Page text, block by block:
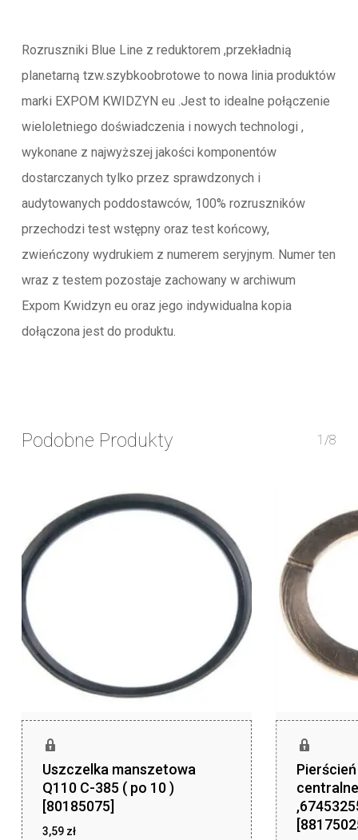
Rozruszniki Blue Line z reduktorem ,przekładnią
planetarną tzw.szybkoobrotowe to nowa linia produktów
marki EXPOM KWIDZYN eu .Jest to idealne połączenie
wieloletniego doświadczenia i nowych technologi ,
wykonane z najwyższej jakości komponentów
dostarczanych tylko przez sprawdzonych i
audytowanych poddostawców, 100% rozruszników
przechodzi test wstępny oraz test końcowy,
zwieńczony wydrukiem z numerem seryjnym. Numer ten
wraz z testem pozostaje zachowany w archiwum
Expom Kwidzyn eu oraz jego indywidualna kopia
dołączona jest do produktu.
Podobne Produkty 1/8
Uszczelka manszetowa
Q110 C-385 ( po 10 )
[80185075]
3,59 zł